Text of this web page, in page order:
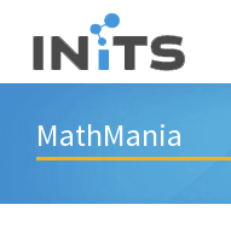
content
MathMania